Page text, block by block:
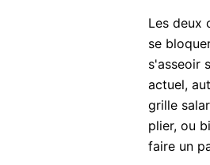
Les deux
se
s'asseoir
actuel,
grille
plier, ou
faire un